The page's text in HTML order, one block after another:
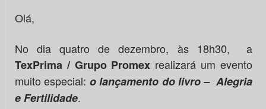
Olá,
No dia quatro de dezembro, às 18h30, a
TexPrima / Grupo Promex realizará um evento
muito especial: o lançamento do livro – Alegria
e Fertilidade.